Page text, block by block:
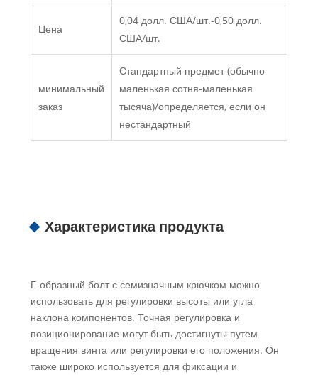
Цена
0,04 долл. США/шт.-0,50 долл.
США/шт.
минимальный
заказ
Стандартный предмет (обычно
маленькая сотня-маленькая
тысяча)/определяется, если он
нестандартный
Характеристика продукта
Г-образный болт с семизначным крючком можно
использовать для регулировки высоты или угла
наклона компонентов. Точная регулировка и
позиционирование могут быть достигнуты путем
вращения винта или регулировки его положения. Он
также широко используется для фиксации и